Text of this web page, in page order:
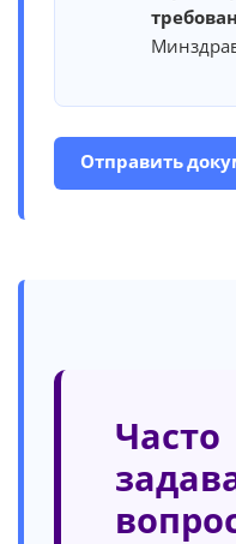
Отправить
Часто